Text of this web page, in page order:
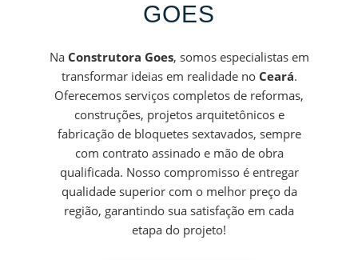
GOES
Na Construtora Goes, somos especialistas em
transformar ideias em realidade no Ceará.
Oferecemos serviços completos de reformas,
construções, projetos arquitetônicos e
fabricação de bloquetes sextavados, sempre
com contrato assinado e mão de obra
qualificada. Nosso compromisso é entregar
qualidade superior com o melhor preço da
região, garantindo sua satisfação em cada
etapa do projeto!